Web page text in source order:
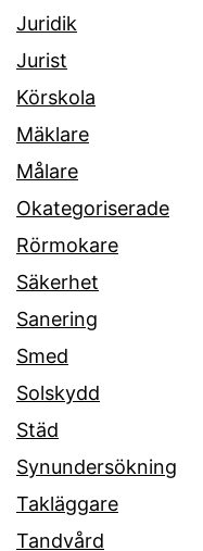
Juridik
Jurist
Körskola
Mäklare
Målare
Okategoriserade
Rörmokare
Säkerhet
Sanering
Smed
Solskydd
Städ
Synundersökning
Takläggare
Tandvård